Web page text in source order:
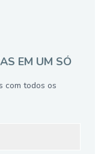
EM UM SÓ
com todos os